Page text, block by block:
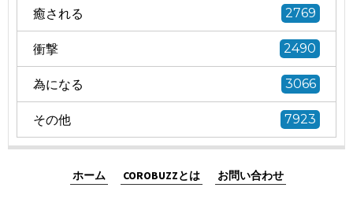
癒される 2769
衝撃 2490
為になる 3066
その他 7923
ホーム COROBUZZとは お問い合わせ